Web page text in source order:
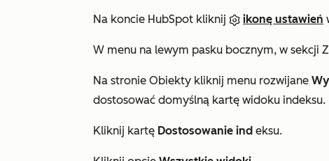
Na koncie HubSpot kliknij ikonę ustawień
W menu na lewym pasku bocznym, w sekcji
Na stronie Obiekty kliknij menu rozwijane
dostosować domyślną kartę widoku indeksu.
Kliknij kartę Dostosowanie ind eksu.